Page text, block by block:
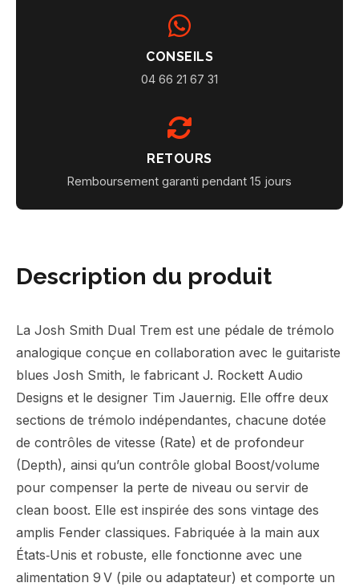
CONSEILS
04 66 21 67 31
RETOURS
Remboursement garanti pendant 15 jours
Description du produit
La Josh Smith Dual Trem est une pédale de trémolo
analogique conçue en collaboration avec le guitariste
blues Josh Smith, le fabricant J. Rockett Audio
Designs et le designer Tim Jauernig. Elle offre deux
sections de trémolo indépendantes, chacune dotée
de contrôles de vitesse (Rate) et de profondeur
(Depth), ainsi qu’un contrôle global Boost/volume
pour compenser la perte de niveau ou servir de
clean boost. Elle est inspirée des sons vintage des
amplis Fender classiques. Fabriquée à la main aux
États‑Unis et robuste, elle fonctionne avec une
alimentation 9 V (pile ou adaptateur) et comporte un